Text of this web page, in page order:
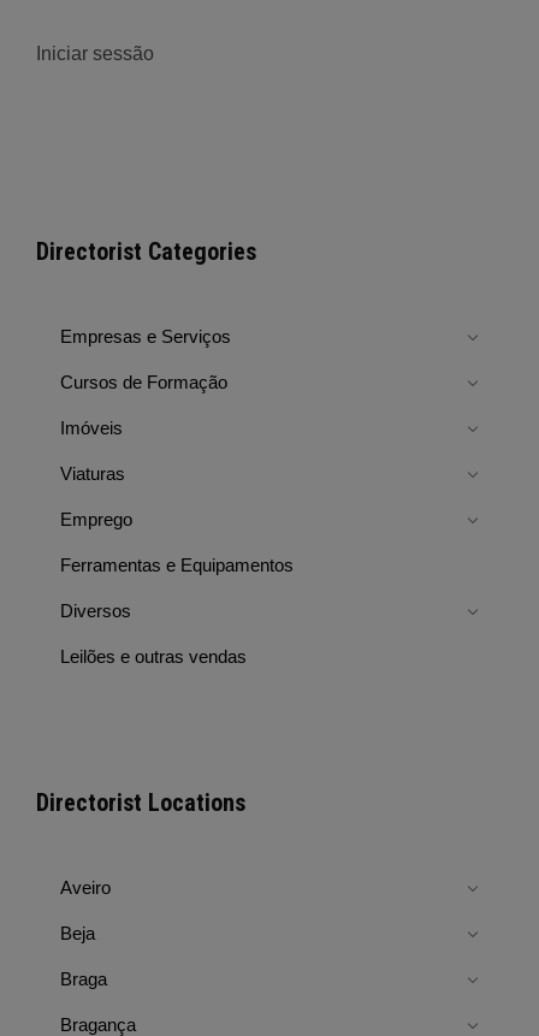
Iniciar sessão
Directorist Categories
Empresas e Serviços
Cursos de Formação
Imóveis
Viaturas
Emprego
Ferramentas e Equipamentos
Diversos
Leilões e outras vendas
Directorist Locations
Aveiro
Beja
Braga
Bragança